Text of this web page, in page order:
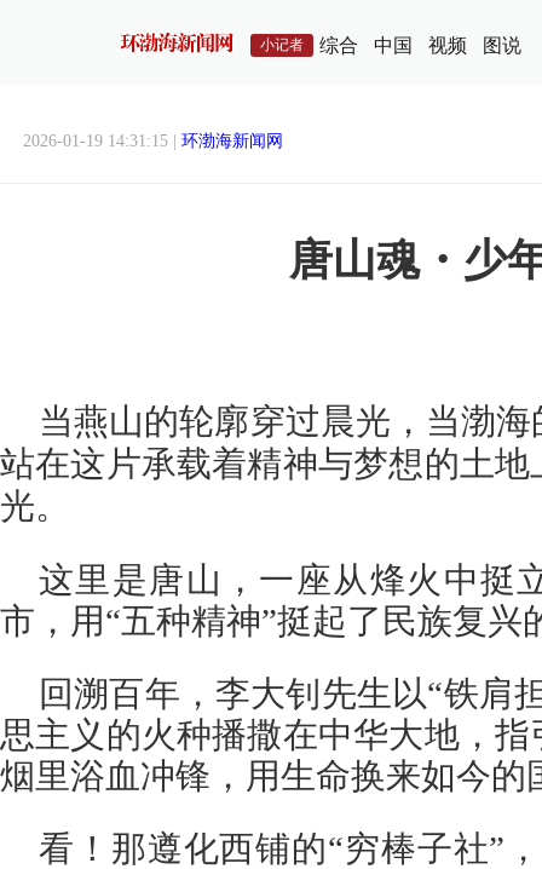
小记者 综合 中国 视频 图说
2026-01-19 14:31:15 | 环渤海新闻网
唐山魂・少
当燕山的轮廓穿过晨光，当渤
站在这片承载着精神与梦想的土
光。
这里是唐山，一座从烽火中挺
市，用“五种精神”挺起了民族复兴
回溯百年，李大钊先生以“铁肩
思主义的火种播撒在中华大地，
烟里浴血冲锋，用生命换来如今的
看！那遵化西铺的“穷棒子社”